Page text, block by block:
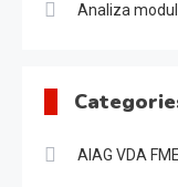
Analiza
AIAG VDA